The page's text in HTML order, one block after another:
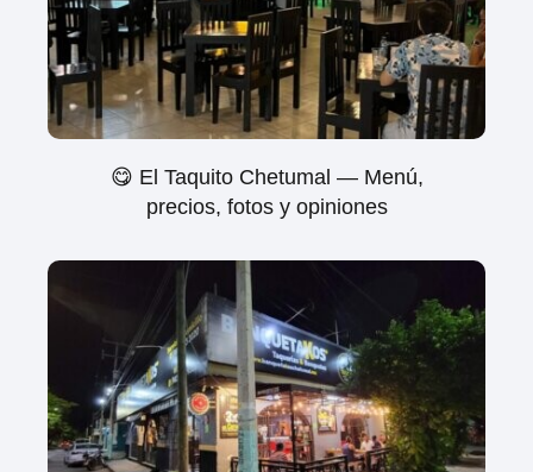
😋 El Taquito Chetumal — Menú,
precios, fotos y opiniones